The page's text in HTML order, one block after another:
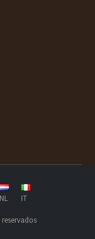
NL IT